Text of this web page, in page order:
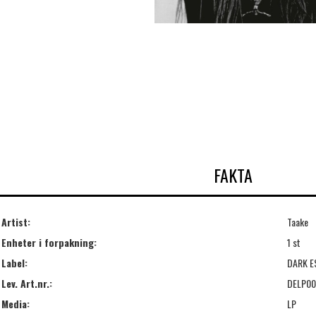
FAKTA
Artist:
Taake
Enheter i forpakning:
1 st
Label:
DARK
Lev. Art.nr.:
Media:
LP